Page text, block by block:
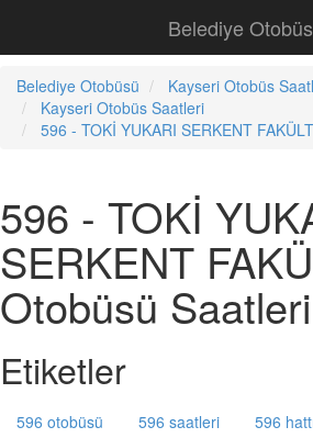
Belediye
Belediye Otobüsü
Kayseri Otobüs
Kayseri Otobüs Saatleri
596 - TOKİ YUKARI SERKENT
596 - TOKİ
SERKENT
Otobüsü Saatleri
Etiketler
596 otobüsü 596 saatleri 596